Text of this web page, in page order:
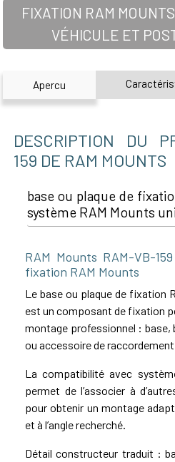
FIXATION RAM
VÉHICULE ET
Apercu
DESCRIPTION DU
159 DE RAM MOUNTS
base ou plaque de
système RAM Mounts
RAM Mounts RAM-VB-
fixation RAM Mounts
Le base ou plaque de fixation
est un composant de fixation
montage professionnel : base,
ou accessoire de raccordement.
La compatibilité avec
permet de l’associer à
pour obtenir un montage
et à l’angle recherché.
Détail constructeur traduit :